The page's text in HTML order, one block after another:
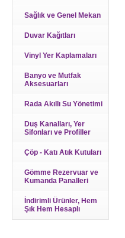
Sağlık ve Genel Mekan
Duvar Kağıtları
Vinyl Yer Kaplamaları
Banyo ve Mutfak
Aksesuarları
Rada Akıllı Su Yönetimi
Duş Kanalları, Yer
Sifonları ve Profiller
Çöp - Katı Atık Kutuları
Gömme Rezervuar ve
Kumanda Panalleri
İndirimli Ürünler, Hem
Şık Hem Hesaplı